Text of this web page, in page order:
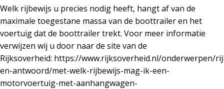
Welk rijbewijs u precies nodig heeft, hangt af van de
maximale toegestane massa van de boottrailer en het
voertuig dat de boottrailer trekt. Voor meer informatie
verwijzen wij u door naar de site van de
Rijksoverheid: https://www.rijksoverheid.nl/onderwerpen/
en-antwoord/met-welk-rijbewijs-mag-ik-een-
motorvoertuig-met-aanhangwagen-